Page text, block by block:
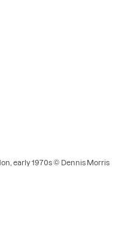
early 1970s © Dennis Morris